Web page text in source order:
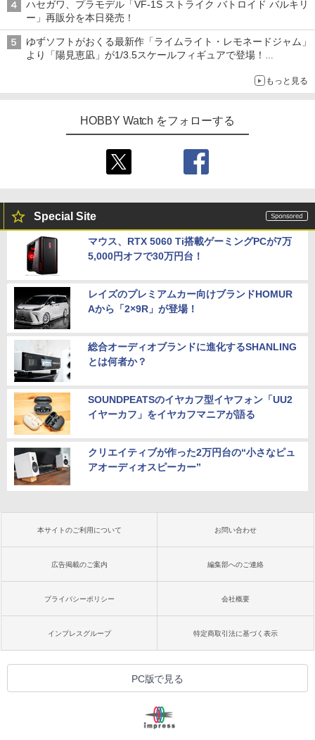
ハセガワ、プラモデル「VF-1S ストライク バトロイド バルキリ
ー」再販分を本日発売！
ゆずソフトがおくる最新作「ライムライト・レモネードジャム」
より「陽見恵凪」が1/3.5スケールフィギュアで登場！
もっと見る
HOBBY Watch をフォローする
Special Site
マウス、RTX 5060 Ti搭載ゲーミングPCが7万
5,000円オフで30万円台！
レイズのプレミアムカー向けブランドHOMUR
Aから「2×9R」が登場！
総合オーディオブランドに進化するSHANLING
とは何者か？
SOUNDPEATSのイヤカフ型イヤフォン「UU2
イヤーカフ」をイヤカフマニアが語る
クリエイティブが作った2万円台の“小さなピュ
アオーディオスピーカー”
本サイトのご利用について お問い合わせ
広告掲載のご案内 編集部へのご連絡
プライバシーポリシー 会社概要
インプレスグループ 特定商取引法に基づく表示
PC版で見る